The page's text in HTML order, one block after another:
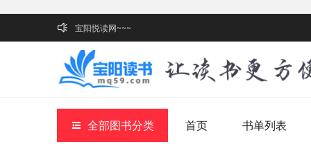
宝阳悦读网~~~
全部图书分类 首页 书单列表